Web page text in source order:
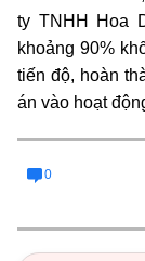
ty TNHH Hoa
khoảng 90%
tiến độ, hoàn
án vào hoạt
0